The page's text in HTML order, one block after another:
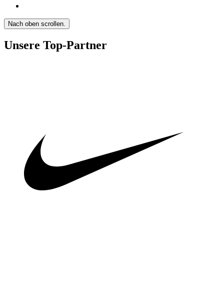
Nach oben scrollen.
Unsere Top-Partner